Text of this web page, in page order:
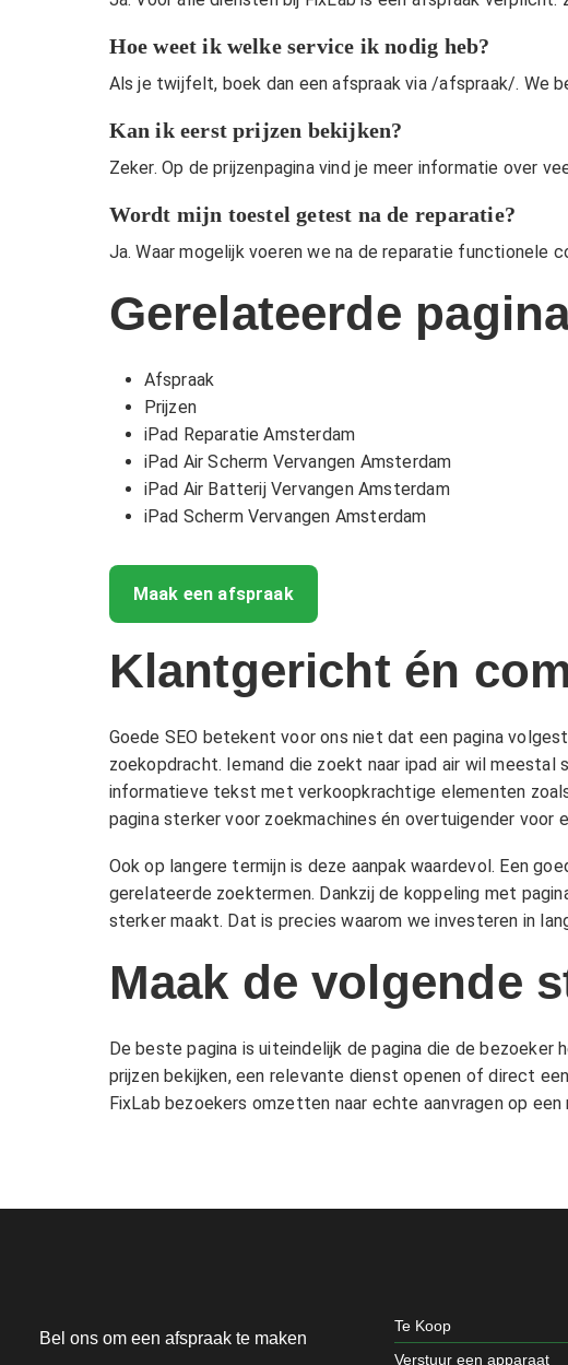
Hoe weet ik welke service ik nodig heb?
Als je twijfelt, boek dan een afspraak via/afspraak/. We
Kan ik eerst prijzen bekijken?
Zeker. Op deprijzenpaginavind je meer informatie over
Wordt mijn toestel getest na de reparatie?
Ja. Waar mogelijk voeren we na de reparatie functionele
Gerelateerde
Afspraak
Prijzen
iPad Reparatie Amsterdam
iPad Air Scherm Vervangen Amsterdam
iPad Air Batterij Vervangen Amsterdam
iPad Scherm Vervangen Amsterdam
Maak een afspraak
Klantgericht én
Goede SEO betekent voor ons niet dat een pagina
zoekopdracht. Iemand die zoekt naar ipad air wil meestal
informatieve tekst met verkoopkrachtige elementen
pagina sterker voor zoekmachines én overtuigender voor
Ook op langere termijn is deze aanpak waardevol. Een
gerelateerde zoektermen. Dankzij de koppeling met
sterker maakt. Dat is precies waarom we investeren in
Maak de volgende
De beste pagina is uiteindelijk de pagina die de
prijzen bekijken, een relevante dienst openen of direct
FixLab bezoekers omzetten naar echte aanvragen op
Bel ons om een afspraak te maken
Te Koop
Verstuur een apparaat